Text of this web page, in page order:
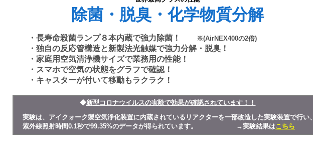
除菌・脱臭・化学物質分解
・長寿命殺菌ランプ８本内蔵で強力除菌！ ※(AirNEX400の2倍)
・独自の反応管構造と新製法光触媒で強力分解・脱臭！
・家庭用空気清浄機サイズで業務用の性能！
・スマホで空気の状態をグラフで確認！
・キャスターが付いて移動もラクラク！
◆新型コロナウイルスの実験で効果が確認されています！！
実験は、アイクォーク製空気浄化装置に内蔵されているリアクターを一部改造した実験装置で行い、
紫外線照射時間0.1秒で99.35%のデータが得られています。 →実験結果はこちら